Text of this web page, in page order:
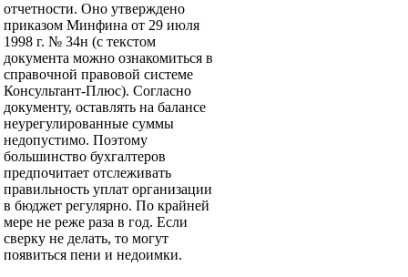
отчетности. Оно утверждено
приказом Минфина от 29 июля
1998 г. № 34н (с текстом
документа можно ознакомиться в
справочной правовой системе
Консультант-Плюс). Согласно
документу, оставлять на балансе
неурегулированные суммы
недопустимо. Поэтому
большинство бухгалтеров
предпочитает отслеживать
правильность уплат организации
в бюджет регулярно. По крайней
мере не реже раза в год. Если
сверку не делать, то могут
появиться пени и недоимки.